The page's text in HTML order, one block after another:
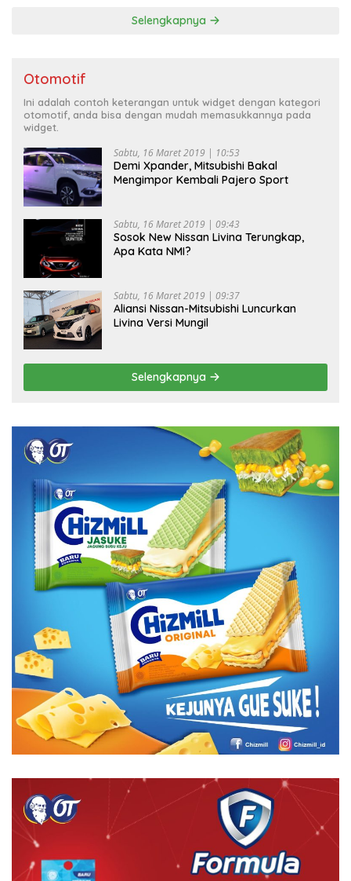
Selengkapnya
Otomotif
Ini adalah contoh keterangan untuk widget dengan kategori
otomotif, anda bisa dengan mudah memasukkannya pada
widget.
Sabtu, 16 Maret 2019 | 10:53
Demi Xpander, Mitsubishi Bakal
Mengimpor Kembali Pajero Sport
Sabtu, 16 Maret 2019 | 09:43
Sosok New Nissan Livina Terungkap,
Apa Kata NMI?
Sabtu, 16 Maret 2019 | 09:37
Aliansi Nissan-Mitsubishi Luncurkan
Livina Versi Mungil
Selengkapnya